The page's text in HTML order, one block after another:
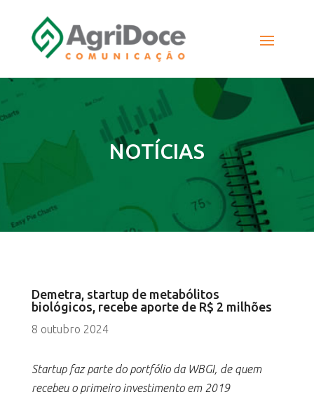
NOTÍCIAS
Demetra, startup de metabólitos
biológicos, recebe aporte de R$ 2 milhões
8 outubro 2024
Startup faz parte do portfólio da WBGI, de quem
recebeu o primeiro investimento em 2019